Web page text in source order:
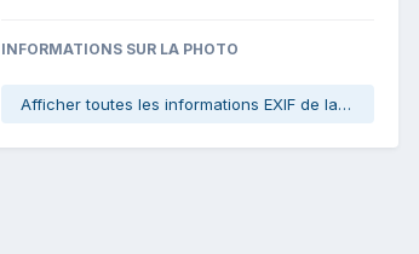
INFORMATIONS SUR LA PHOTO
Afficher toutes les informations EXIF de la photo